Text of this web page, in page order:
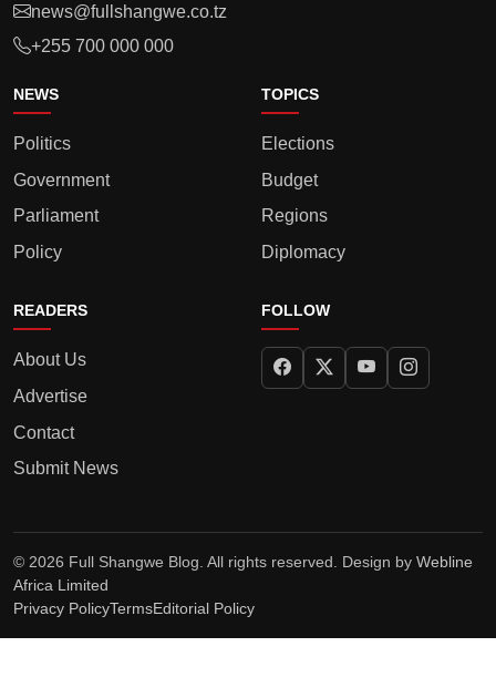
news@fullshangwe.co.tz
+255 700 000 000
NEWS
Politics
Government
Parliament
Policy
TOPICS
Elections
Budget
Regions
Diplomacy
READERS
About Us
Advertise
Contact
Submit News
FOLLOW
© 2026 Full Shangwe Blog. All rights reserved. Design by Webline
Africa Limited
Privacy PolicyTermsEditorial Policy